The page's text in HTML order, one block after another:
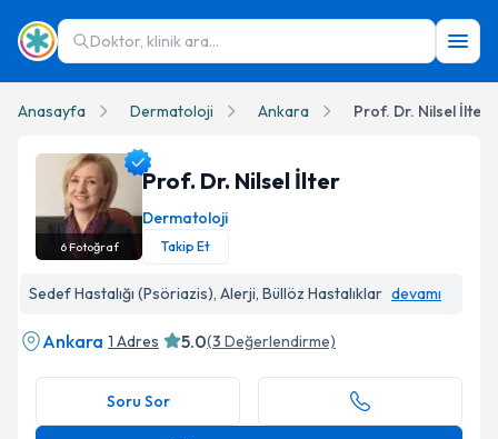
Doktor, klinik ara...
Anasayfa Dermatoloji Ankara Prof. Dr. Nilsel İlter
6Fotoğraf
Prof. Dr. Nilsel İlter
Dermatoloji
Takip Et
Sedef Hastalığı (Psöriazis), Alerji, Büllöz Hastalıklar devamı
Ankara 1 Adres 5.0(3 Değerlendirme)
Soru Sor